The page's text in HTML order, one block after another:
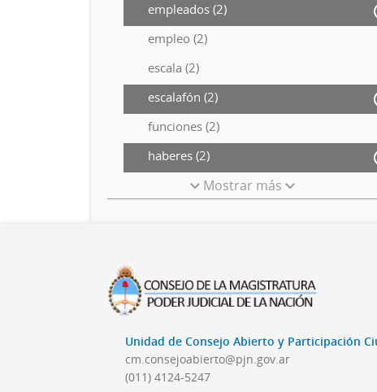
empleados (2)
empleo (2)
escala (2)
escalafón (2)
funciones (2)
haberes (2)
Mostrar más
Unidad de Consejo Abierto y Participación
cm.consejoabierto@pjn.gov.ar
(011) 4124-5247